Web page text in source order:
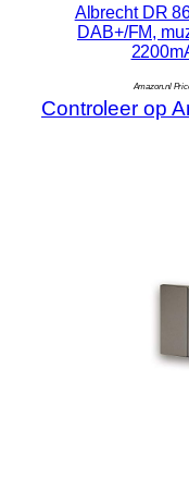
Albrecht DR
DAB+/FM,
Amazon.nl
Controleer op